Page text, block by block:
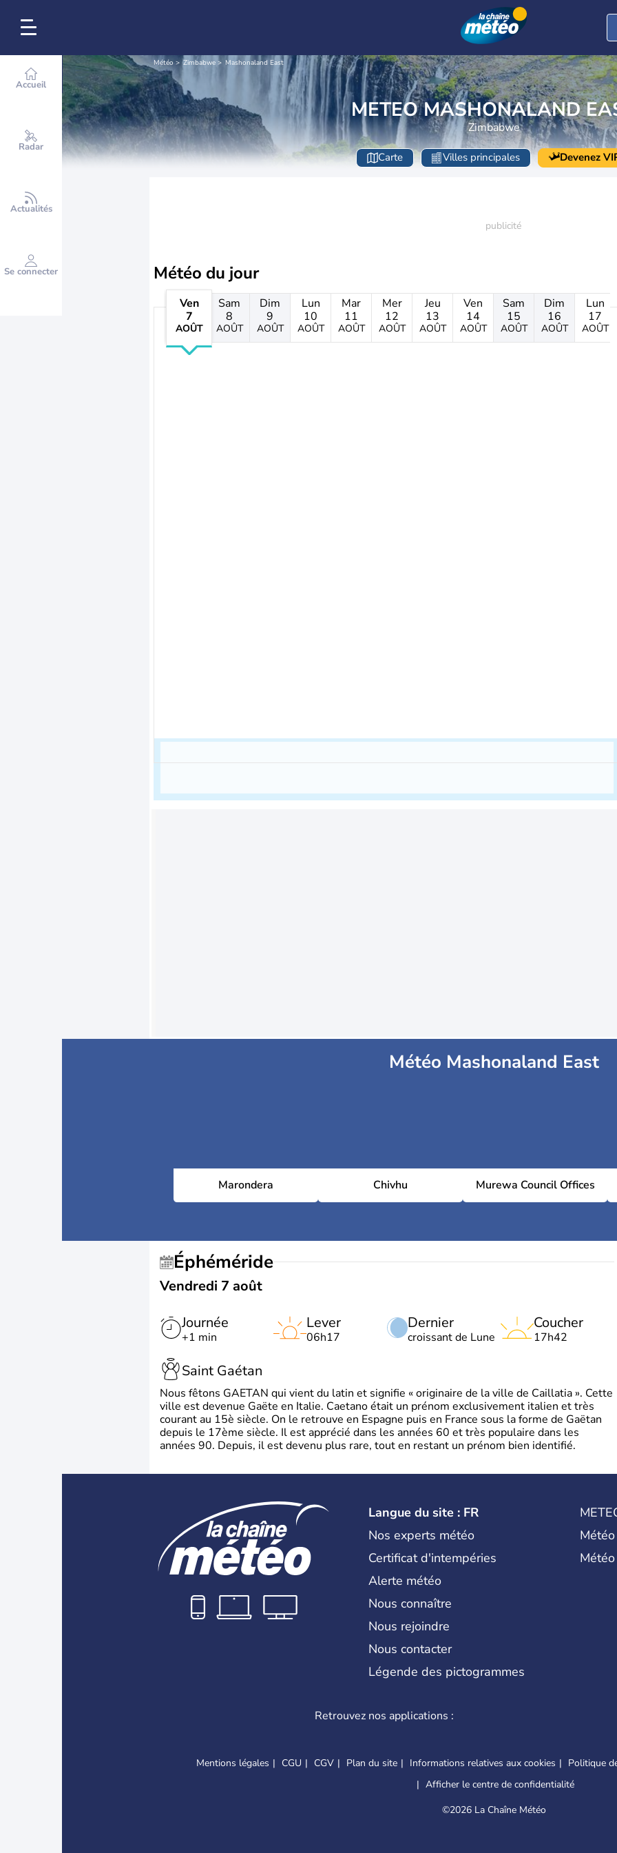
Accueil
Radar
Actualités
Se connecter
Météo Zimbabwe Mashonaland East
METEO MASHONALAND
Zimbabwe
Carte Villes principales Devenez
Météo du jour
Ven
7
AOÛT
Sam
8
AOÛT
Dim
9
AOÛT
Lun
10
AOÛT
Mar
11
AOÛT
Mer
12
AOÛT
Jeu
13
AOÛT
Ven
14
AOÛT
Sam
15
AOÛT
Dim
16
AOÛT
Lun
17
AOÛT
Météo Mashonaland East
Marondera Chivhu Murewa Council Offices
Éphéméride
Vendredi 7 août
Journée
+1 min
Dernier
croissant de Lune
Lever
06h17
Coucher
17h42
Saint Gaétan
Nous fêtons GAETAN qui vient du latin et signifie « originaire de la ville de Caillatia ». Cette
ville est devenue Gaëte en Italie. Caetano était un prénom exclusivement italien et très
courant au 15è siècle. On le retrouve en Espagne puis en France sous la forme de Gaëtan
depuis le 17ème siècle. Il est apprécié dans les années 60 et très populaire dans les
années 90. Depuis, il est devenu plus rare, tout en restant un prénom bien identifié.
Langue du site : FR
Nos experts météo
Certificat d'intempéries
Alerte météo
Nous connaître
Nous rejoindre
Nous contacter
Légende des pictogrammes
Retrouvez nos applications :
Mentions légales CGU CGV Plan du site Informations relatives aux cookies Politique
Afficher le centre de confidentialité
©2026 La Chaîne Météo